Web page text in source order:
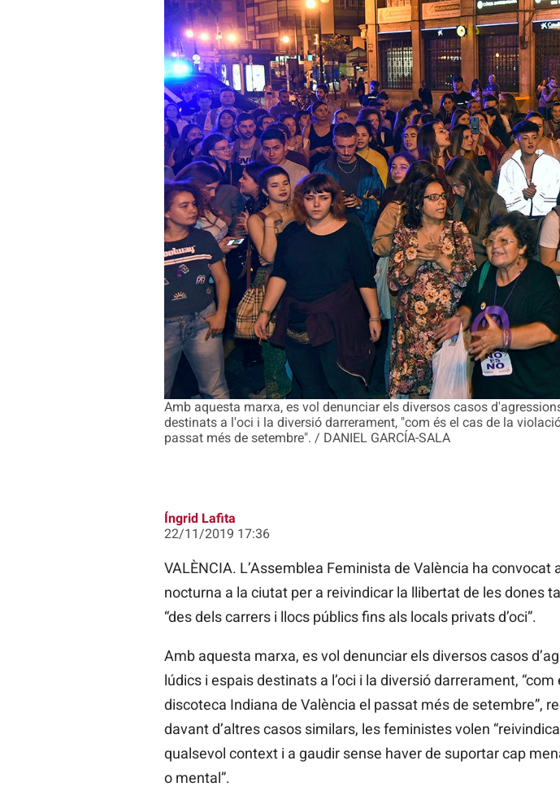
Amb aquesta marxa, es vol denunciar els diversos casos
destinats a l'oci i la diversió darrerament, "com és el cas de la
passat més de setembre". / DANIEL GARCÍA-SALA
Íngrid Lafita
22/11/2019 17:36
VALÈNCIA. L’Assemblea Feminista de València ha
nocturna a la ciutat per a reivindicar la llibertat de les dones
“des dels carrers i llocs públics fins als locals privats d’oci”.
Amb aquesta marxa, es vol denunciar els diversos casos
lúdics i espais destinats a l’oci i la diversió darrerament,
discoteca Indiana de València el passat més de setembre”,
davant d’altres casos similars, les feministes volen
qualsevol context i a gaudir sense haver de suportar cap
o mental”.